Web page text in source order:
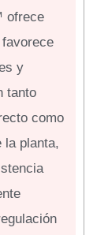
ofrece
y
tanto
como
la planta,